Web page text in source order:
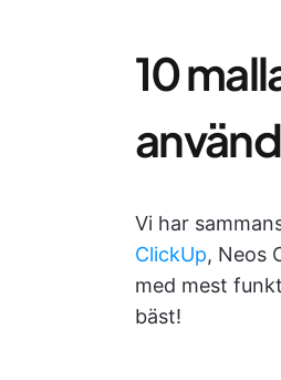
10
Vi har
ClickUp, Neos
med mest
bäst!